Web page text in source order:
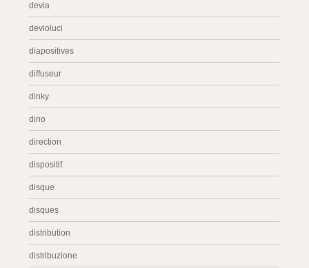
devia
devioluci
diapositives
diffuseur
dinky
dino
direction
dispositif
disque
disques
distribution
distribuzione